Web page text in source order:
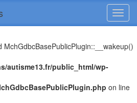
MchGdbcBasePublicPlugin::__wakeup()
autisme13.fr/public_html/wp-
on line